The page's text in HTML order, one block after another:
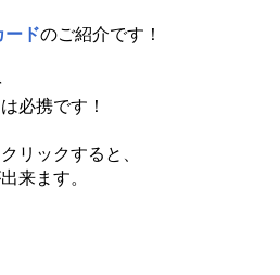
ードのご紹介です！
必携です！
リックすると、
来ます。